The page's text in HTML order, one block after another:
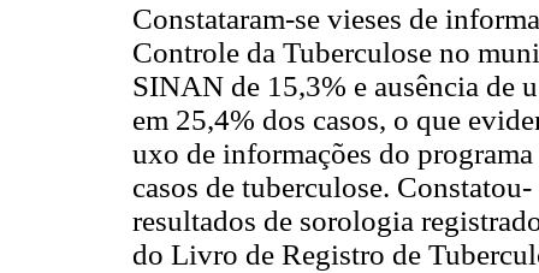
Constataram-se vieses de
Controle da Tuberculose no
SINAN de 15,3% e ausência de
em 25,4% dos casos, o que
uxo de informações do
casos de tuberculose.
resultados de sorologia
do Livro de Registro de